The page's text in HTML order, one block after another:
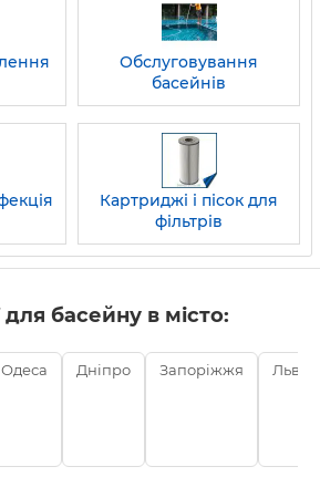
Обслуговування
басейнів
Картриджі і пісок для
фільтрів
для басейну в місто:
Одеса Дніпро Запоріжжя Львів